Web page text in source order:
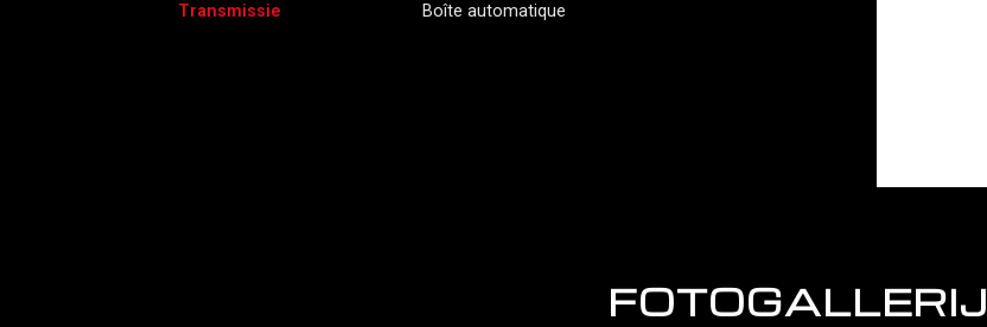
Transmissie Boîte automatique
FOTOGALLERIJ